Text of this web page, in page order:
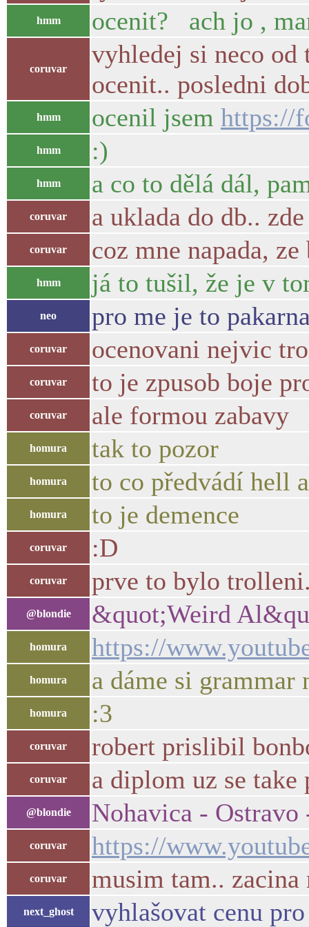
hmm ocenit? ach jo ,
coruvar
vyhledej si neco od
ocenit.. posledni
hmm ocenil jsem https://
hmm :)
hmm a co to dělá dál,
coruvar a uklada do db..
coruvar coz mne napada,
hmm já to tušil, že je v
neo pro me je to
coruvar ocenovani nejvic
coruvar to je zpusob boje
coruvar ale formou zabavy
homura tak to pozor
homura to co předvádí hell
homura to je demence
coruvar :D
coruvar prve to bylo
@blondie &quot;Weird
homura https://
homura a dáme si grammar
homura :3
coruvar robert prislibil
coruvar a diplom uz se
@blondie Nohavica - Ostravo
coruvar https://
coruvar musim tam.. zacina
next_ghost vyhlašovat cenu